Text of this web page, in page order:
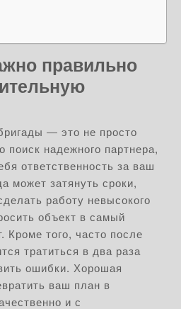
правильно
— это не просто
поиск надежного партнера,
ответственность за ваш
может затянуть сроки,
работу невысокого
объект в самый
Кроме того, часто после
тратиться в два раза
ошибки. Хорошая
ваш план в
и с